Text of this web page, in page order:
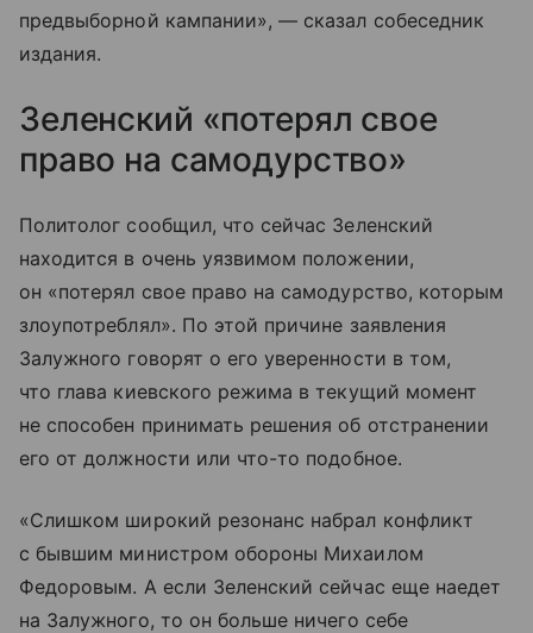
предвыборной кампании», — сказал собеседник
издания.
Зеленский «потерял свое
право на самодурство»
Политолог сообщил, что сейчас Зеленский
находится в очень уязвимом положении,
он «потерял свое право на самодурство, которым
злоупотреблял». По этой причине заявления
Залужного говорят о его уверенности в том,
что глава киевского режима в текущий момент
не способен принимать решения об отстранении
его от должности или что-то подобное.
«Слишком широкий резонанс набрал конфликт
с бывшим министром обороны Михаилом
Федоровым. А если Зеленский сейчас еще наедет
на Залужного, то он больше ничего себе